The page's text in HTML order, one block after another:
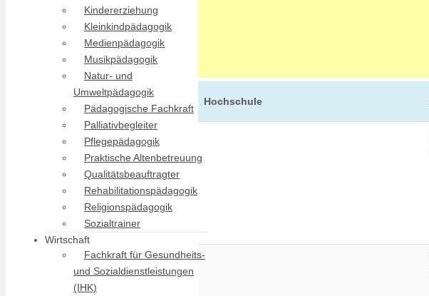
Hochschule
Kindererziehung
Kleinkindpädagogik
Medienpädagogik
Musikpädagogik
Natur- und
Umweltpädagogik
Pädagogische Fachkraft
Palliativbegleiter
Pflegepädagogik
Praktische Altenbetreuung
Qualitätsbeauftragter
Rehabilitationspädagogik
Religionspädagogik
Sozialtrainer
Wirtschaft
Fachkraft für Gesundheits-
und Sozialdienstleistungen
(IHK)